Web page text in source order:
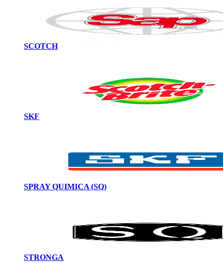
SCOTCH
SKF
SPRAY QUIMICA (SQ)
STRONGA